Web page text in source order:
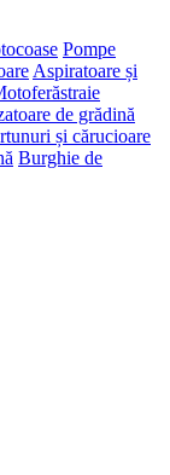
Pompe
Aspiratoare și
de grădină
și cărucioare
Burghie de